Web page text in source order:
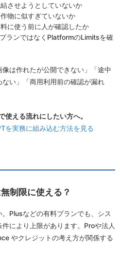
させようとしていないか
物に似すぎていないか
に使う前に人が確認したか
ランではなくPlatformのLimitsを確
は作れたが公開できない」「途中
い」「商用利用前の確認が漏れ
える流れにしたい方へ。
を実務に組み込む方法を見る
制限に使える？
Plusなどの有料プランでも、シス
により上限があります。Proや法人
やクレジットの考え方が関係する